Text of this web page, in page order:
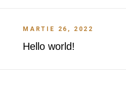
MARTIE 26, 2022
Hello world!